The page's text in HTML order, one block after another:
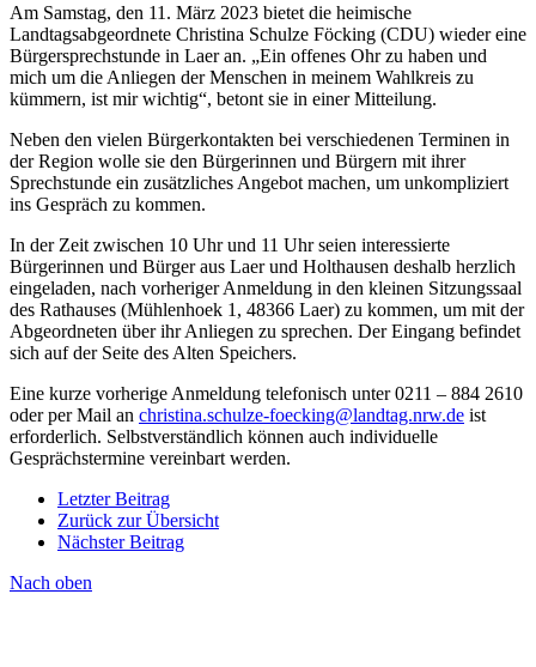
Am Samstag, den 11. März 2023 bietet die heimische
Landtagsabgeordnete Christina Schulze Föcking (CDU) wieder eine
Bürgersprechstunde in Laer an. „Ein offenes Ohr zu haben und
mich um die Anliegen der Menschen in meinem Wahlkreis zu
kümmern, ist mir wichtig“, betont sie in einer Mitteilung.
Neben den vielen Bürgerkontakten bei verschiedenen Terminen in
der Region wolle sie den Bürgerinnen und Bürgern mit ihrer
Sprechstunde ein zusätzliches Angebot machen, um unkompliziert
ins Gespräch zu kommen.
In der Zeit zwischen 10 Uhr und 11 Uhr seien interessierte
Bürgerinnen und Bürger aus Laer und Holthausen deshalb herzlich
eingeladen, nach vorheriger Anmeldung in den kleinen Sitzungssaal
des Rathauses (Mühlenhoek 1, 48366 Laer) zu kommen, um mit der
Abgeordneten über ihr Anliegen zu sprechen. Der Eingang befindet
sich auf der Seite des Alten Speichers.
Eine kurze vorherige Anmeldung telefonisch unter 0211 – 884 2610
oder per Mail an christina.schulze-foecking@landtag.nrw.de ist
erforderlich. Selbstverständlich können auch individuelle
Gesprächstermine vereinbart werden.
Letzter Beitrag
Zurück zur Übersicht
Nächster Beitrag
Nach oben